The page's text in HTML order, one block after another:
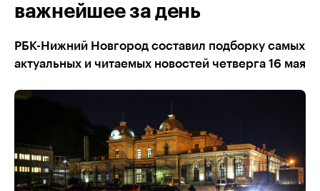
важнейшее за день
РБК-Нижний Новгород составил подборку самых
актуальных и читаемых новостей четверга 16 мая